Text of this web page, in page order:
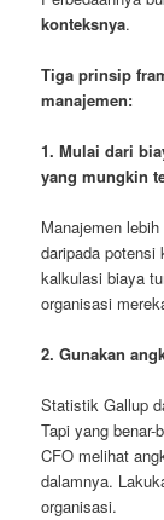
konteksnya.
Tiga prinsip
manajemen:
1. Mulai dari
yang mungkin
Manajemen
daripada potensi
kalkulasi biaya
organisasi
2. Gunakan
Statistik Gallup
Tapi yang
CFO melihat
dalamnya.
organisasi.